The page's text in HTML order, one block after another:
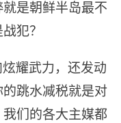
是朝鲜半岛最不
犯？
耀武力，还发动
跳水减税就是对
们的各大主媒都